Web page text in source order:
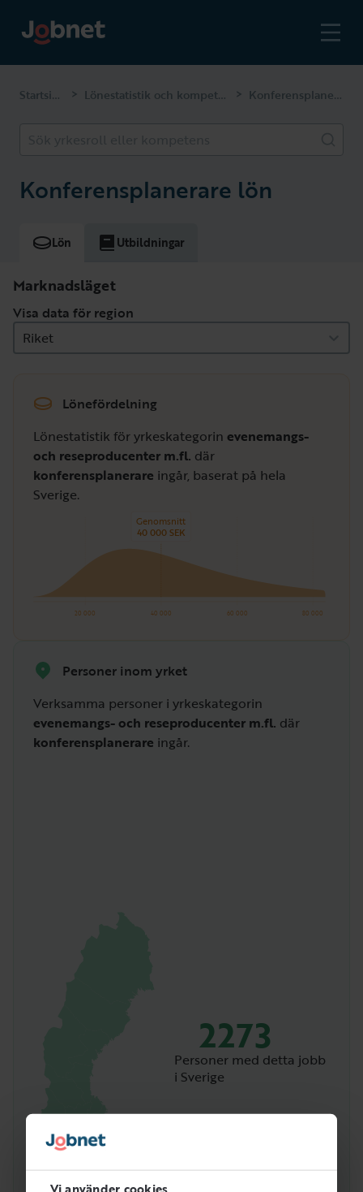
Startsidan > Lönestatistik och kompetenser > Konferensplanerare
Konferensplanerare lön
Lön Utbildningar
Marknadsläget
Visa data för region
Riket
Lönefördelning
Lönestatistik för yrkeskategorin evenemangs-
och reseproducenter m.fl. där
konferensplanerare ingår, baserat på hela
Sverige.
20 000 40 000 60 000 80 000
Genomsnitt
40 000 SEK
Personer inom yrket
Verksamma personer i yrkeskategorin
evenemangs- och reseproducenter m.fl. där
konferensplanerare ingår.
2273
Personer med detta jobb
i Sverige